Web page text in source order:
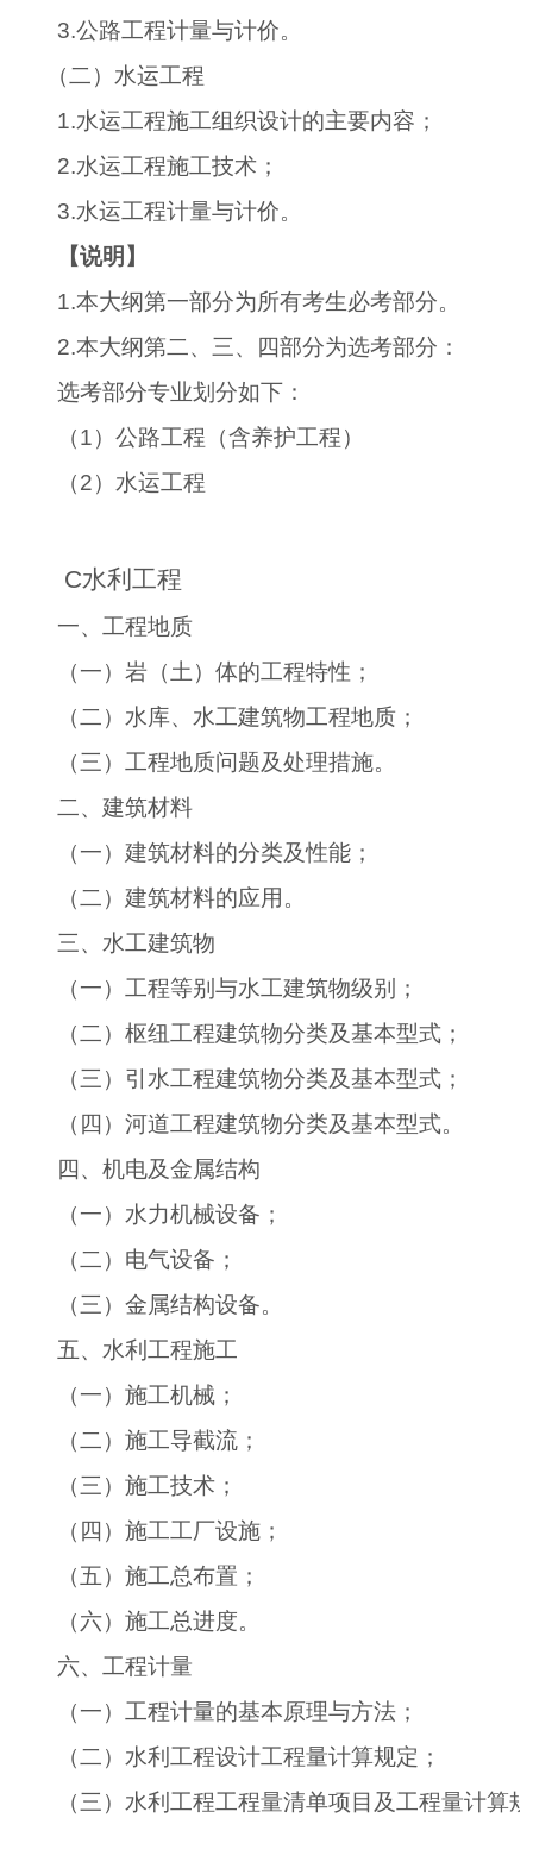
3.公路工程计量与计价。
（二）水运工程
1.水运工程施工组织设计的主要内容；
2.水运工程施工技术；
3.水运工程计量与计价。
【说明】
1.本大纲第一部分为所有考生必考部分。
2.本大纲第二、三、四部分为选考部分：
选考部分专业划分如下：
（1）公路工程（含养护工程）
（2）水运工程
C水利工程
一、工程地质
（一）岩（土）体的工程特性；
（二）水库、水工建筑物工程地质；
（三）工程地质问题及处理措施。
二、建筑材料
（一）建筑材料的分类及性能；
（二）建筑材料的应用。
三、水工建筑物
（一）工程等别与水工建筑物级别；
（二）枢纽工程建筑物分类及基本型式；
（三）引水工程建筑物分类及基本型式；
（四）河道工程建筑物分类及基本型式。
四、机电及金属结构
（一）水力机械设备；
（二）电气设备；
（三）金属结构设备。
五、水利工程施工
（一）施工机械；
（二）施工导截流；
（三）施工技术；
（四）施工工厂设施；
（五）施工总布置；
（六）施工总进度。
六、工程计量
（一）工程计量的基本原理与方法；
（二）水利工程设计工程量计算规定；
（三）水利工程工程量清单项目及工程量计算